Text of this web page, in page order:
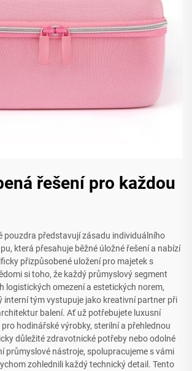
řešení pro každou
pouzdra představují zásadu individuálního
která přesahuje běžné úložné řešení a nabízí
přizpůsobené uložení pro majetek s
si toho, že každý průmyslový segment
logistických omezení a estetických norem,
interní tým vystupuje jako kreativní partner při
balení. Ať už potřebujete luxusní
hodinářské výrobky, sterilní a přehlednou
důležité zdravotnické potřeby nebo odolné
průmyslové nástroje, spolupracujeme s vámi
zohlednili každý technický detail. Tento